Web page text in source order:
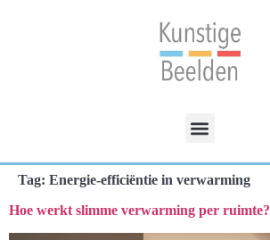
Tag: Energie-efficiëntie in verwarming
Hoe werkt slimme verwarming per ruimte?